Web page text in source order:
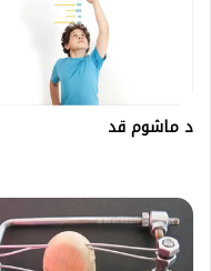
د ماشوم قد